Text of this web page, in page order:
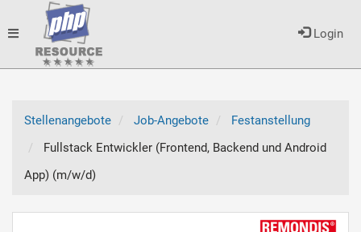
Login
Toggle
Stellenangebote
Job-Angebote
Festanstellung
Fullstack Entwickler (Frontend, Backend und Android
App) (m/w/d)